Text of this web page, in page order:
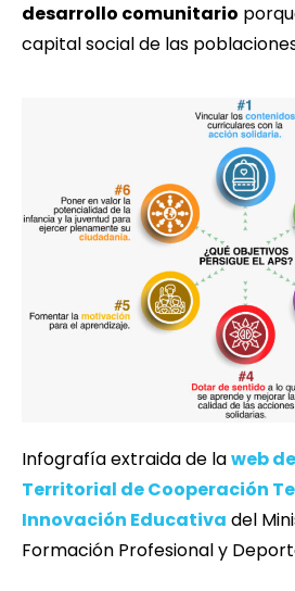
desarrollo comunitario
capital social de las
Infografía extraida de laweb
Territorial de Cooperación
Innovación Educativa del
Formación Profesional y